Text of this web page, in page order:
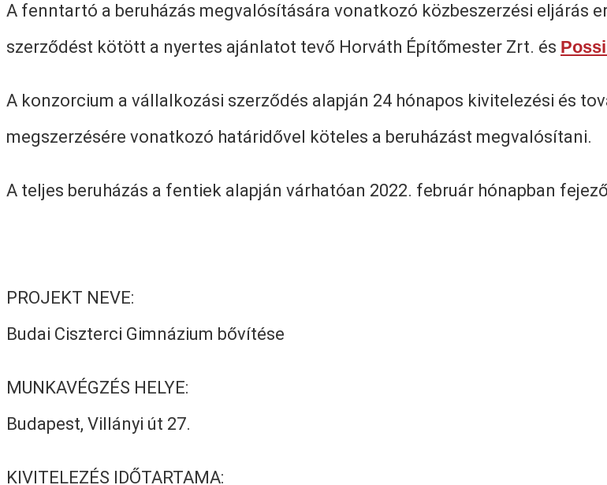
A fenntartó a beruházás megvalósítására vonatkozó közbeszerzési eljárás
szerződést kötött a nyertes ajánlatot tevő Horváth Építőmester Zrt. és
A konzorcium a vállalkozási szerződés alapján 24 hónapos kivitelezési és
megszerzésére vonatkozó határidővel köteles a beruházást megvalósítani.
A teljes beruházás a fentiek alapján várhatóan 2022. február hónapban
PROJEKT NEVE:
Budai Ciszterci Gimnázium bővítése
MUNKAVÉGZÉS HELYE:
Budapest, Villányi út 27.
KIVITELEZÉS IDŐTARTAMA: